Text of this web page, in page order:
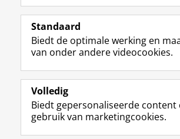
Volg ons op
M
a
t
o
o
p
r
I
t
r
De UB voor medewerkers
Praktisch
Over de UB
Standaard
Biedt de optimale werking en
van onder andere videocookies.
Volledig
Biedt gepersonaliseerde content
gebruik van marketingcookies.